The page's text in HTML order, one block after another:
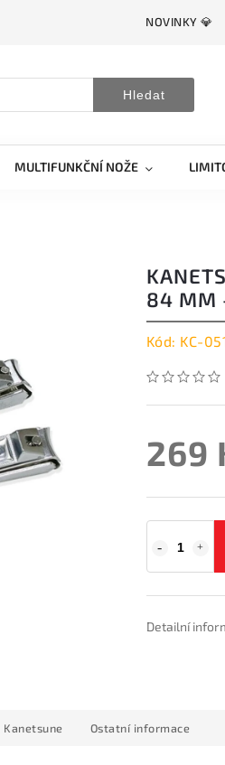
NOVINKY 💎
Hledat
MULTIFUNKČNÍ NOŽE
84 MM
Kód: KC-
269
Detailní
Kanetsune Ostatní informace